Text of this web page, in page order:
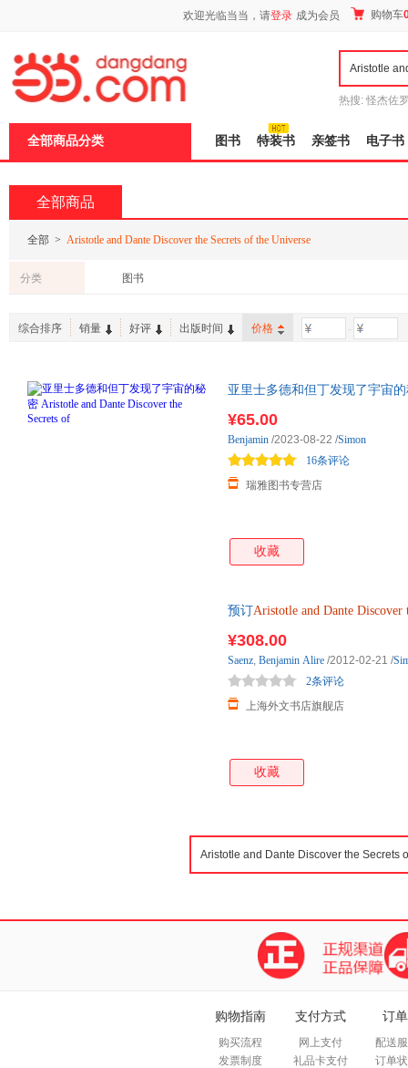
欢迎光临当当，请登录 成为会员 购物车
热搜: 怪杰佐
全部商品分类 图书 特装书 亲签书 电子书
全部商品
全部 > Aristotle and Dante Discover the Secrets of the Universe
分类 图书
综合排序 销量 好评 出版时间 价格 -
亚里士多德和但丁发现了宇宙
¥65.00
瑞雅图书专营店
16条评论
Benjamin /2023-08-22 /Simon
收藏
预订Aristotle and Dante Discover
¥308.00
上海外文书店旗舰店
2条评论
Saenz, Benjamin Alire /2012-02-21 /
收藏
页
加
购物指南
购买流程
发票制度
支付方式
网上支付
礼品卡支付
订
配送
订单